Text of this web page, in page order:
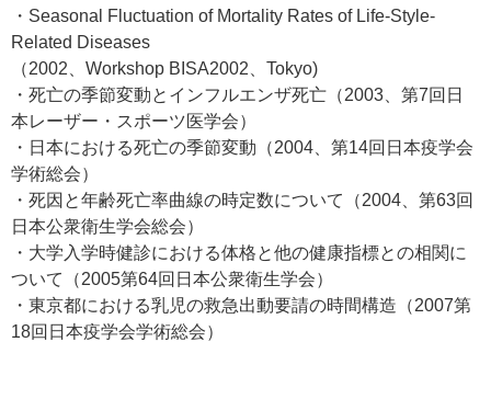
・Seasonal Fluctuation of Mortality Rates of Life‐Style‐
Related Diseases
（2002、Workshop BISA2002、Tokyo)
・死亡の季節変動とインフルエンザ死亡（2003、第7回日
本レーザー・スポーツ医学会）
・日本における死亡の季節変動（2004、第14回日本疫学会
学術総会）
・死因と年齢死亡率曲線の時定数について（2004、第63回
日本公衆衛生学会総会）
・大学入学時健診における体格と他の健康指標との相関に
ついて（2005第64回日本公衆衛生学会）
・東京都における乳児の救急出動要請の時間構造（2007第
18回日本疫学会学術総会）